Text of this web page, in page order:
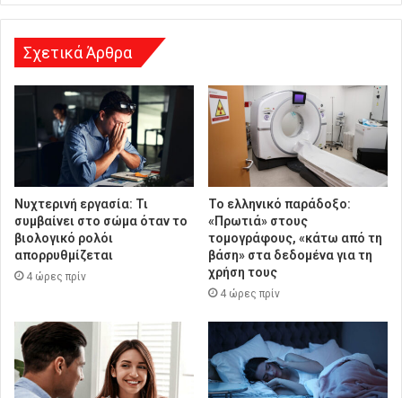
ν
Σχετικά Άρθρα
Νυχτερινή εργασία: Τι
συμβαίνει στο σώμα όταν το
βιολογικό ρολόι
απορρυθμίζεται
4 ώρες πρίν
Το ελληνικό παράδοξο:
«Πρωτιά» στους
τομογράφους, «κάτω από τη
βάση» στα δεδομένα για τη
χρήση τους
4 ώρες πρίν